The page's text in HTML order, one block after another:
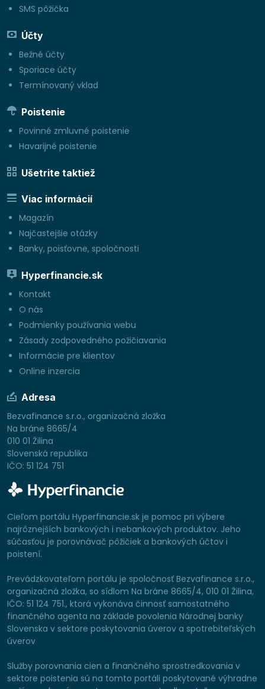
SMS pôžička
Účty
Bežné účty
Sporiace účty
Termínovaný vklad
Poistenie
Povinné zmluvné poistenie
Havarijné poistenie
Ušetrite taktiež
Viac informácií
Magazín
Najčastejšie otázky
Banky, poisťovne, spoločnosti
Hyperfinancie.sk
Kontakt
O nás
Podmienky používania webu
Zásady zodpovedného požičiavania
Informácie pre klientov
Online inzercia
Adresa
Bezvafinance s.r.o., organizačná zložka
Na bráne 8665/4
010 01 Žilina
Slovenská republika
IČO: 51 124 751
Cieľom portálu Hyperfinancie.sk je pomoc pri výbere
najrôznejších bankových i nebankových produktov. Jeho
súčasťou je porovnávač pôžičiek a bankových účtov i
poistení.
Prevádzkovateľom portálu je spoločnosť Bezvafinance s.r.o.,
organizačná zložka, so sídlom Na bráne 8665/4, 010 01 Žilina,
IČO: 51 124 751., ktorá vykonáva činnosť samostatného
finančného agenta na základe povolenia Národnej banky
Slovenska v sektore poskytovania úverov a spotrebiteľských
úverov
Služby porovnania cien a finančného sprostredkovania v
sektore poistenia sú na tomto portáli poskytované výhradne